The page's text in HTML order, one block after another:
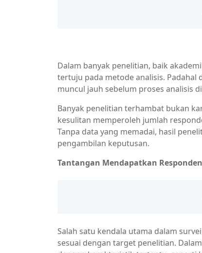
Dalam banyak penelitian, baik
tertuju pada metode analisis.
muncul jauh sebelum proses analisis
Banyak penelitian terhambat bukan
kesulitan memperoleh jumlah
Tanpa data yang memadai, hasil
pengambilan keputusan.
Tantangan Mendapatkan
Salah satu kendala utama dalam
sesuai dengan target penelitian.